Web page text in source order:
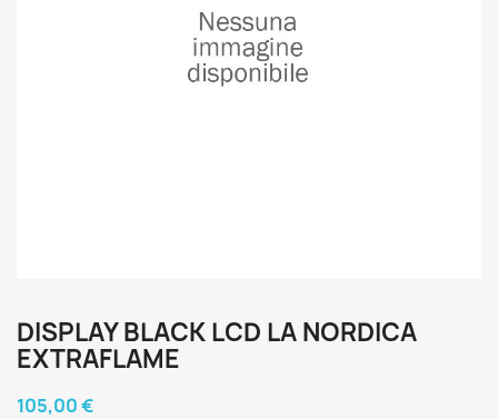
DISPLAY BLACK LCD LA NORDICA
EXTRAFLAME
105,00 €